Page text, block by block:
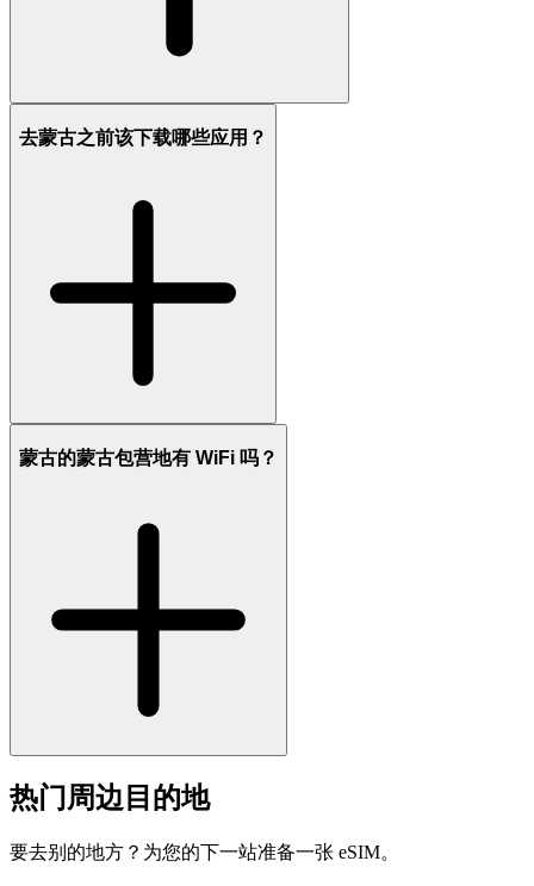
去蒙古之前该下载哪些应用？
蒙古的蒙古包营地有 WiFi 吗？
热门周边目的地
要去别的地方？为您的下一站准备一张 eSIM。